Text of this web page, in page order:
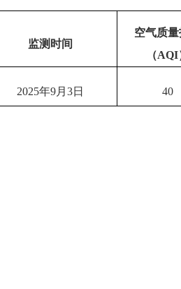
监测时间
空气质
（AQI
2025年9月3日 40